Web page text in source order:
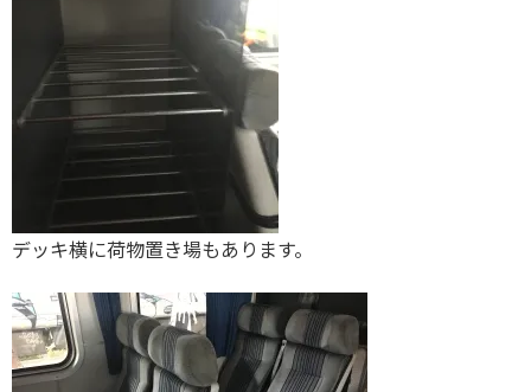
デッキ横に荷物置き場もあります。